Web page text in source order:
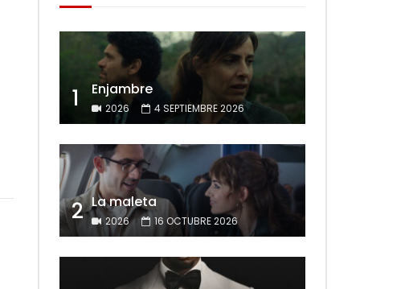
1 Enjambre
2026 4 SEPTIEMBRE 2026
2 La maleta
2026 16 OCTUBRE 2026